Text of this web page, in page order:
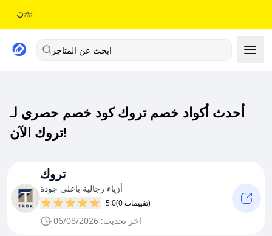
ابحث عن المتاجر
أحدث أكواد خصم تروك كود خصم حصري لـ
تروك الآن!
تروك
أزياء رجالية باعلى جودة
5.0 (0 تقييمات)
اخر تحديث: 06/08/2026